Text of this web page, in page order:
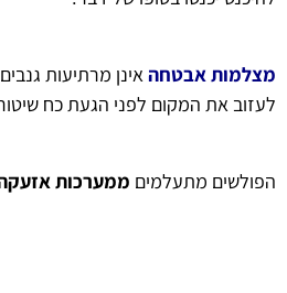
מצלמות אבטחה אינן מרתיעות
לעזוב את המקום לפני הגעת כח
הפולשים מתעלמים ממערכות